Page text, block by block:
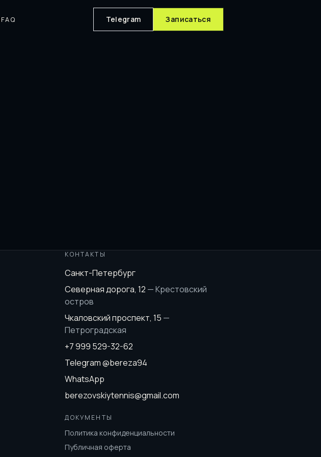
FAQ Telegram Записаться
КОНТАКТЫ
Санкт-Петербург
Северная дорога, 12 —Крестовский
остров
Чкаловский проспект, 15 —
Петроградская
+7 999 529-32-62
Telegram@bereza94
WhatsApp
berezovskiytennis@gmail.com
ДОКУМЕНТЫ
Политика конфиденциальности
Публичная оферта